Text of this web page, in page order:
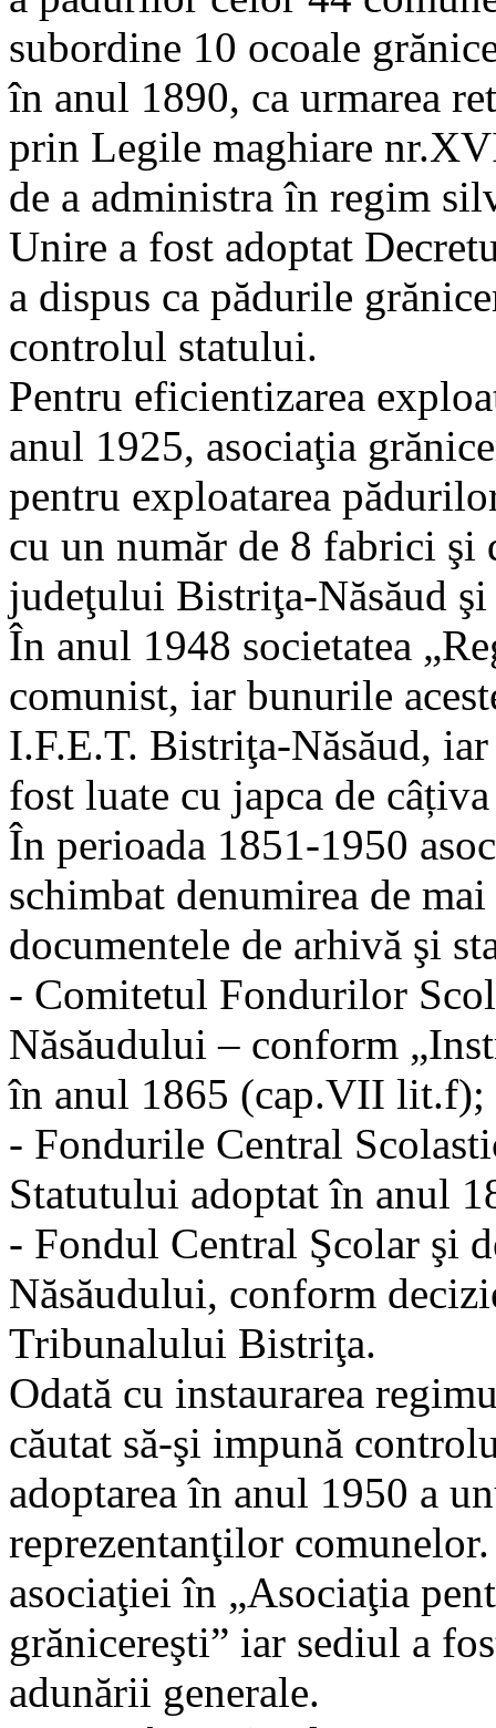
subordine 10 ocoale
în anul 1890, ca urmarea
prin Legile maghiare
de a administra în regim
Unire a fost adoptat
a dispus ca pădurile
controlul statului.
Pentru eficientizarea
anul 1925, asociaţia
pentru exploatarea
cu un număr de 8 fabrici şi
judeţului Bistriţa-Năsăud
În anul 1948 societatea
comunist, iar bunurile
I.F.E.T. Bistriţa-Năsăud,
fost luate cu japca de
În perioada 1851-1950
schimbat denumirea de
documentele de arhivă şi
- Comitetul Fondurilor
Năsăudului – conform
în anul 1865 (cap.VII lit.f);
- Fondurile Central
Statutului adoptat în anul
- Fondul Central Şcolar şi
Năsăudului, conform
Tribunalului Bistriţa.
Odată cu instaurarea
căutat să-şi impună
adoptarea în anul 1950 a
reprezentanţilor
asociaţiei în „Asociaţia
grănicereşti” iar sediul a
adunării generale.